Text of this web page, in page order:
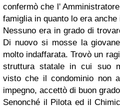
confermò che l'
famiglia in quanto lo era
Nessuno era in grado di
Di nuovo si mosse la
molto indaffarata. Trovò un
struttura statale in cui suo
visto che il condominio non
impegno, accettò di buon
Senonché il Pilota ed il